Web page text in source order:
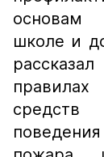
основам
школе и
средств